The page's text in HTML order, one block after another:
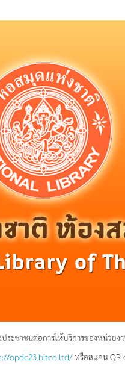
ะชาชนต่อการให้บริการของหน่ว
opdc23.bitco.ltd/หรือสแกน QR